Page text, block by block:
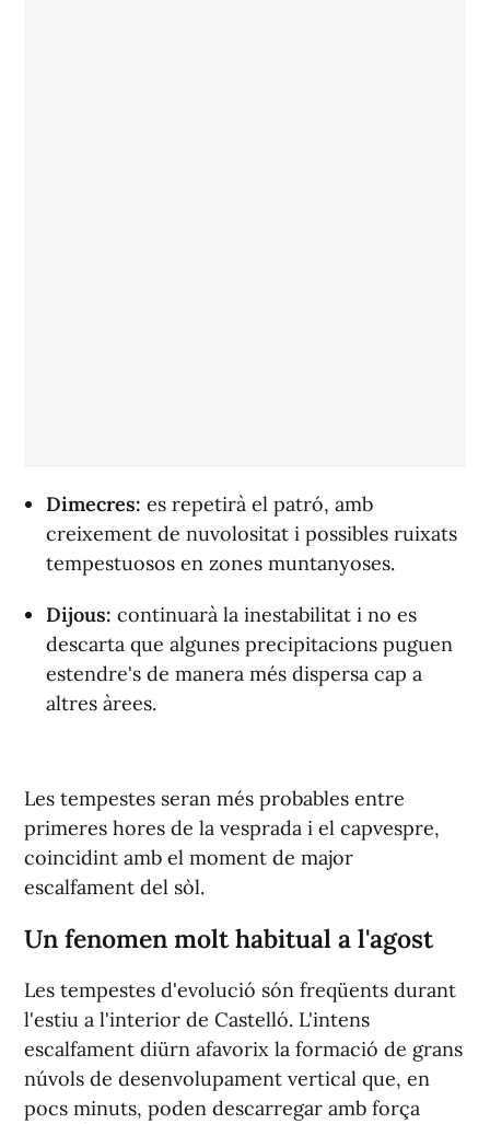
Dimecres: es repetirà el patró, amb
creixement de nuvolositat i possibles ruixats
tempestuosos en zones muntanyoses.
Dijous: continuarà la inestabilitat i no es
descarta que algunes precipitacions puguen
estendre's de manera més dispersa cap a
altres àrees.
Les tempestes seran més probables entre
primeres hores de la vesprada i el capvespre,
coincidint amb el moment de major
escalfament del sòl.
Un fenomen molt habitual a l'agost
Les tempestes d'evolució són freqüents durant
l'estiu a l'interior de Castelló. L'intens
escalfament diürn afavorix la formació de grans
núvols de desenvolupament vertical que, en
pocs minuts, poden descarregar amb força